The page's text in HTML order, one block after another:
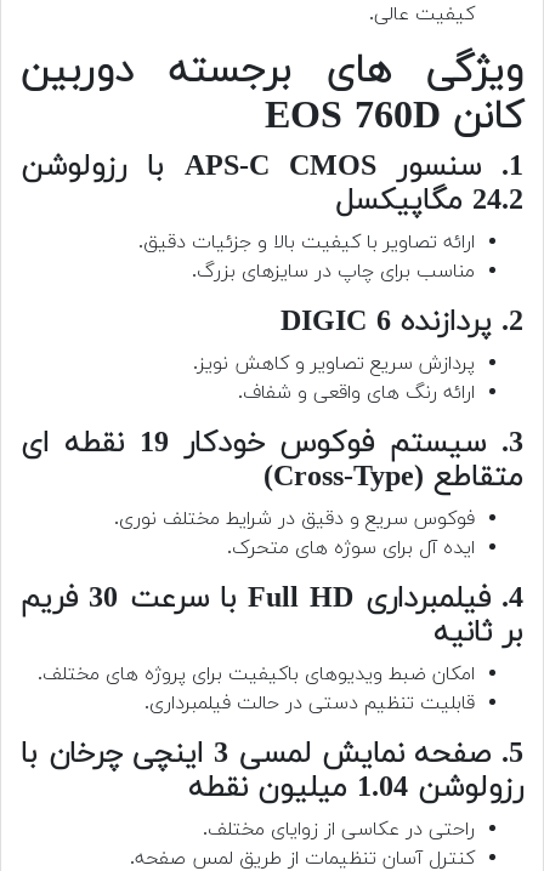
کیفیت عالی.
ویژگی های برجسته دوربین
کانن EOS 760D
1. سنسور APS-C CMOS با رزولوشن
24.2 مگاپیکسل
ارائه تصاویر با کیفیت بالا و جزئیات دقیق.
مناسب برای چاپ در سایزهای بزرگ.
2. پردازنده DIGIC 6
پردازش سریع تصاویر و کاهش نویز.
ارائه رنگ های واقعی و شفاف.
3. سیستم فوکوس خودکار 19 نقطه ای
متقاطع (Cross-Type)
فوکوس سریع و دقیق در شرایط مختلف نوری.
ایده آل برای سوژه های متحرک.
4. فیلمبرداری Full HD با سرعت 30 فریم
بر ثانیه
امکان ضبط ویدیوهای باکیفیت برای پروژه های مختلف.
قابلیت تنظیم دستی در حالت فیلمبرداری.
5. صفحه نمایش لمسی 3 اینچی چرخان با
رزولوشن 1.04 میلیون نقطه
راحتی در عکاسی از زوایای مختلف.
کنترل آسان تنظیمات از طریق لمس صفحه.